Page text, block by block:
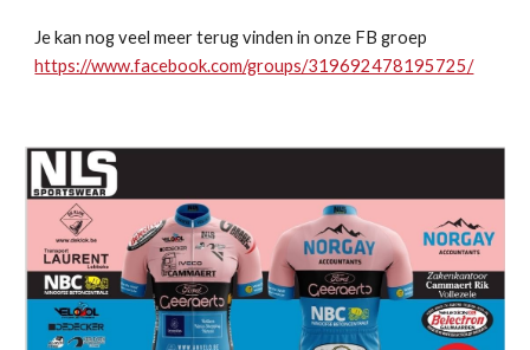
Je kan nog veel meer terug vinden in onze FB groep
https://www.facebook.com/groups/319692478195725/